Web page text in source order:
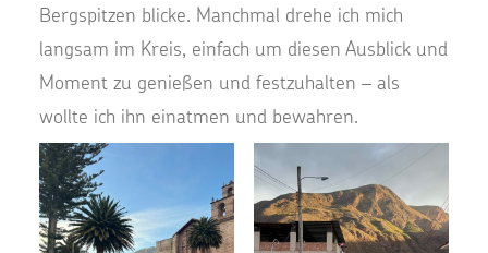
Bergspitzen blicke. Manchmal drehe ich mich
langsam im Kreis, einfach um diesen Ausblick und
Moment zu genießen und festzuhalten – als
wollte ich ihn einatmen und bewahren.